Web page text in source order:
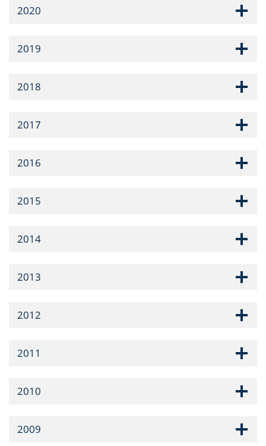
2020
2019
2018
2017
2016
2015
2014
2013
2012
2011
2010
2009